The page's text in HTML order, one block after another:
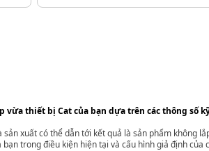
vừa thiết bị Cat của bạn dựa trên các thông số
sản xuất có thể dẫn tới kết quả là sản phẩm không
trong điều kiện hiện tại và cấu hình giả định